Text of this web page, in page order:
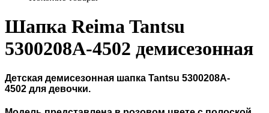
Шапка Reima Tantsu
5300208A-4502 демисезонная
Детская демисезонная шапка Tantsu 5300208A-
4502 для девочки.